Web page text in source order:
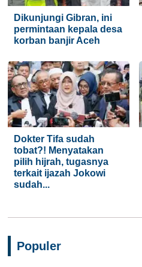
Dikunjungi Gibran, ini
permintaan kepala desa
korban banjir Aceh
Dokter Tifa sudah
tobat?! Menyatakan
pilih hijrah, tugasnya
terkait ijazah Jokowi
sudah...
Populer